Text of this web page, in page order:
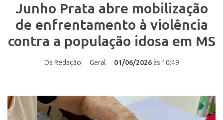
Junho Prata abre mobilização
de enfrentamento à violência
contra a população idosa em MS
Da Redação Geral 01/06/2026às 10:49